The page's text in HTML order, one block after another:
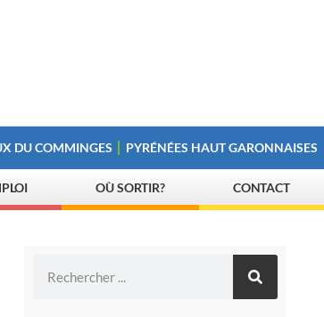
DU COMMINGES PYRÉNÉES HAUT GARONNAISES
OÙ SORTIR? CONTACT